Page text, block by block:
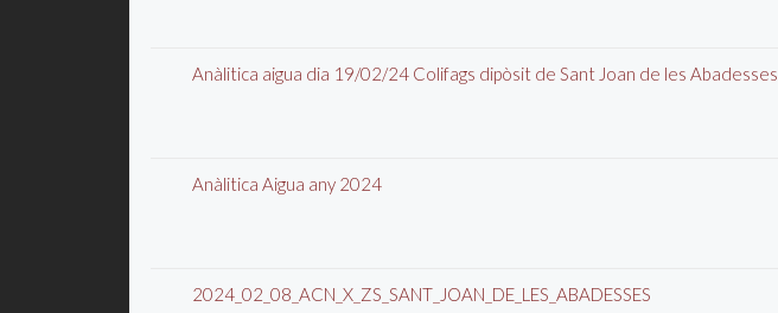
Anàlitica aigua dia 19/02/24 Colifags dipòsit de Sant Joan de les Abadesses
Anàlitica Aigua any 2024
2024_02_08_ACN_X_ZS_SANT_JOAN_DE_LES_ABADESSES